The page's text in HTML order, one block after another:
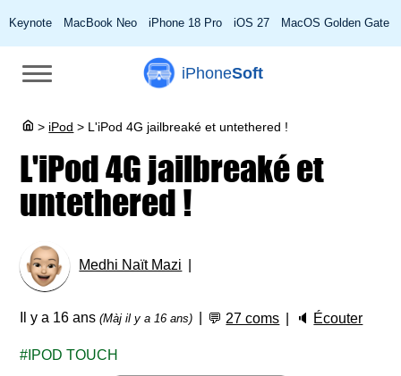
Keynote MacBook Neo iPhone 18 Pro iOS 27 MacOS Golden Gate
iPhoneSoft
> iPod > L'iPod 4G jailbreaké et untethered !
L'iPod 4G jailbreaké et
untethered !
Medhi Naït Mazi
Il y a 16 ans(Màj il y a 16 ans) 💬 27 coms 🔈 Écouter
IPOD TOUCH